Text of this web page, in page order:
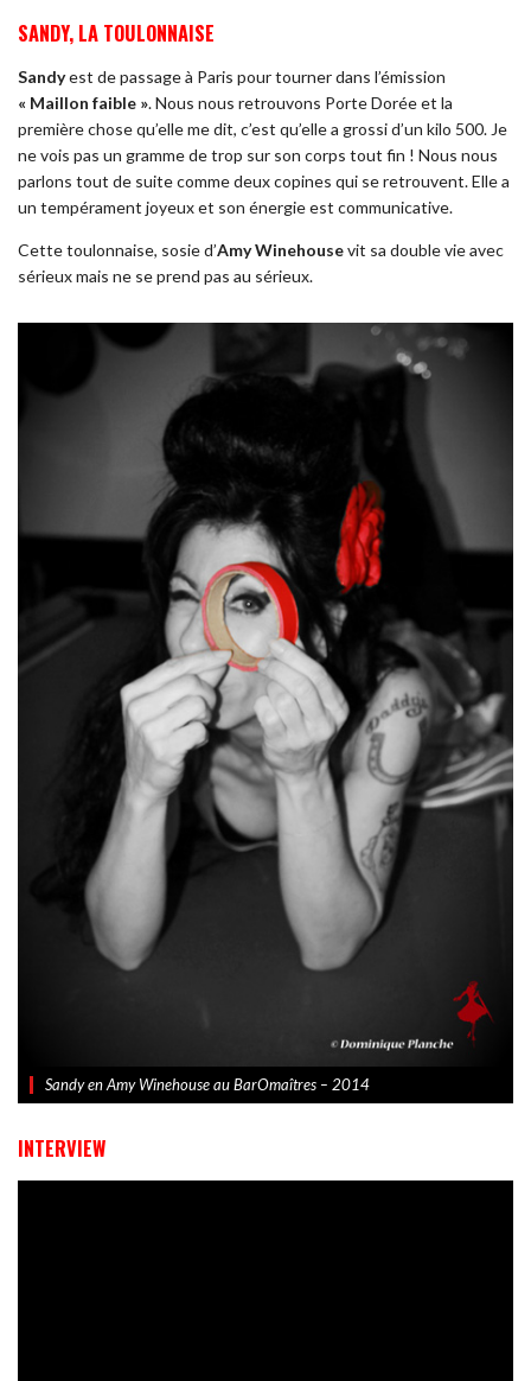
SANDY, LA TOULONNAISE
Sandyest de passage à Paris pour tourner dans l’émission
« Maillon faible ». Nous nous retrouvons Porte Dorée et la
première chose qu’elle me dit, c’est qu’elle a grossi d’un kilo 500. Je
ne vois pas un gramme de trop sur son corps tout fin ! Nous nous
parlons tout de suite comme deux copines qui se retrouvent. Elle a
un tempérament joyeux et son énergie est communicative.
Cette toulonnaise, sosie d’Amy Winehousevit sa double vie avec
sérieux mais ne se prend pas au sérieux.
Sandy en Amy Winehouse au BarOmaîtres – 2014
INTERVIEW